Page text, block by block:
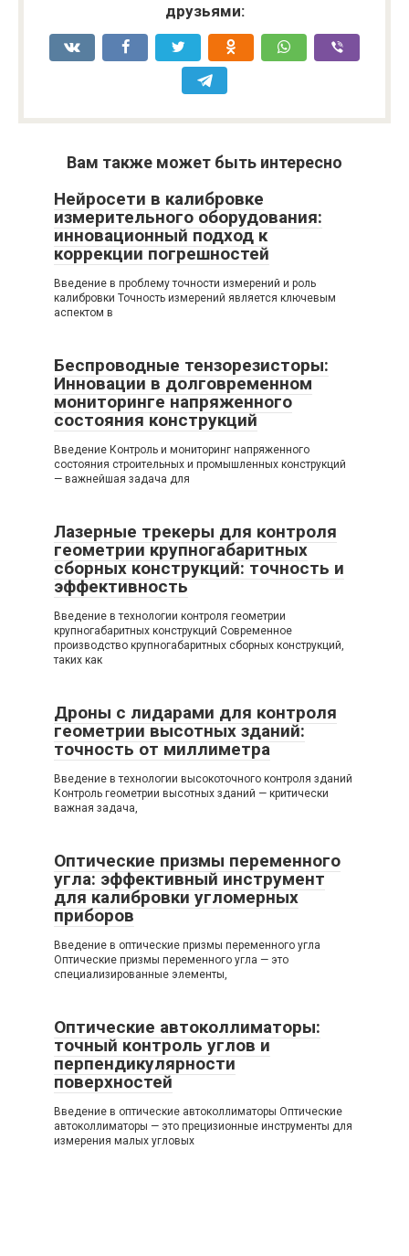
друзьями:
Вам также может быть интересно
Нейросети в калибровке
измерительного оборудования:
инновационный подход к
коррекции погрешностей
Введение в проблему точности измерений и роль
калибровки Точность измерений является ключевым
аспектом в
Беспроводные тензорезисторы:
Инновации в долговременном
мониторинге напряженного
состояния конструкций
Введение Контроль и мониторинг напряженного
состояния строительных и промышленных конструкций
— важнейшая задача для
Лазерные трекеры для контроля
геометрии крупногабаритных
сборных конструкций: точность и
эффективность
Введение в технологии контроля геометрии
крупногабаритных конструкций Современное
производство крупногабаритных сборных конструкций,
таких как
Дроны с лидарами для контроля
геометрии высотных зданий:
точность от миллиметра
Введение в технологии высокоточного контроля зданий
Контроль геометрии высотных зданий — критически
важная задача,
Оптические призмы переменного
угла: эффективный инструмент
для калибровки угломерных
приборов
Введение в оптические призмы переменного угла
Оптические призмы переменного угла — это
специализированные элементы,
Оптические автоколлиматоры:
точный контроль углов и
перпендикулярности
поверхностей
Введение в оптические автоколлиматоры Оптические
автоколлиматоры — это прецизионные инструменты для
измерения малых угловых